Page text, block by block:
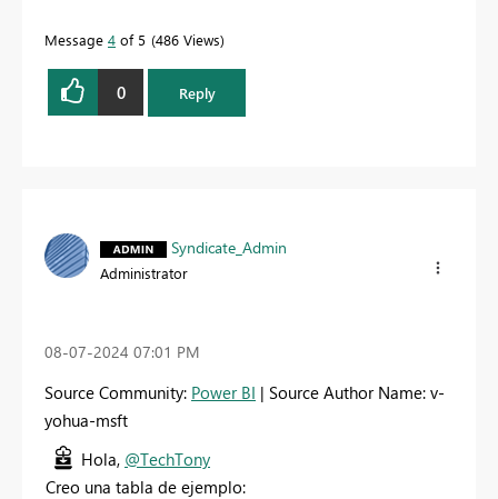
Message 4 of 5 486 Views
0 Reply
Syndicate_Admin
Administrator
‎08-07-2024 07:01 PM
Source Community: Power BI | Source Author Name: v-
yohua-msft
Hola, @TechTony
Creo una tabla de ejemplo: